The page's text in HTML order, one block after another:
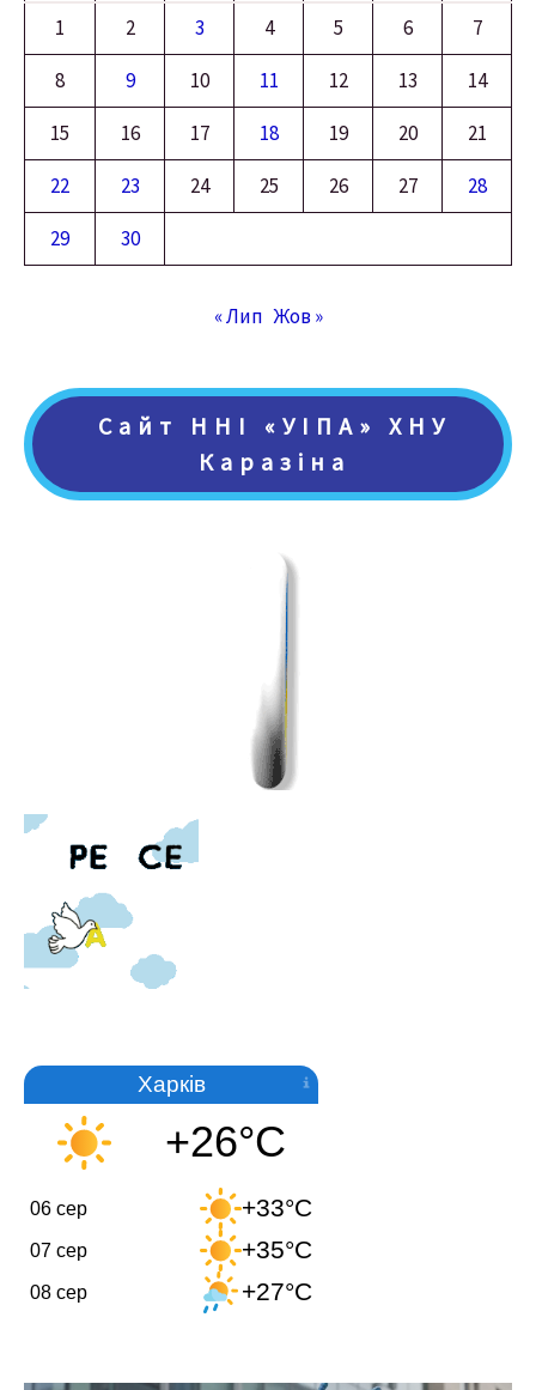
1 2 3 4 5 6
7
8
9 10 11 12 13
14
15
16 17 18 19 20
21
22
23 24 25 26 27
28
29
30
« Лип Жов »
Сайт ННІ «УІПА» ХНУ
Каразіна
Харків
+26°C
06 сер +33°C
07 сер +35°C
08 сер +27°C